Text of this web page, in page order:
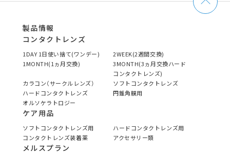
製品情報
コンタクトレンズ
1DAY 1日使い捨て(ワンデー)
2WEEK(2週間交換)
1MONTH(1ヵ月交換)
3MONTH(3ヵ月交換ハード
コンタクトレンズ)
カラコン（サークルレンズ）
ソフトコンタクトレンズ
ハードコンタクトレンズ
円錐角膜用
オルソケラトロジー
ケア用品
ソフトコンタクトレンズ用
ハードコンタクトレンズ用
コンタクトレンズ装着薬
アクセサリー類
メルスプラン